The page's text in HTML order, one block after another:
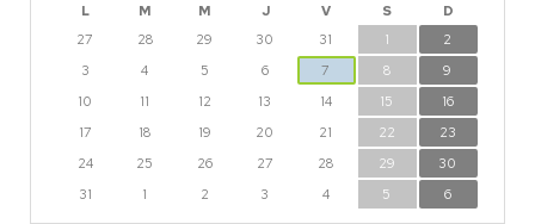
L M M J V S
D
27
28 29 30 31 1
2
3
4 5 6 7 8
9
10
11 12 13 14 15
16
17
18 19 20 21 22
23
24
25 26 27 28 29
30
31
1 2 3 4 5 6